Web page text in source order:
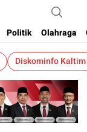
Politik Olahraga
Diskominfo Kaltim